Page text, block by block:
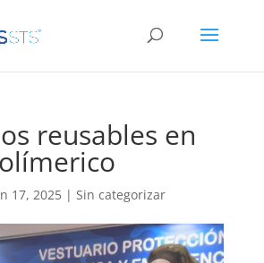
reusables en
17, 2025| Sin categorizar